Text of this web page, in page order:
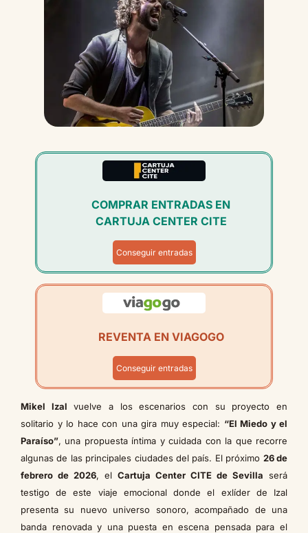
COMPRAR ENTRADAS EN
CARTUJA CENTER CITE
Conseguir entradas
REVENTA EN VIAGOGO
Conseguir entradas
Mikel Izal vuelve a los escenarios con su proyecto en
solitario y lo hace con una gira muy especial: “El Miedo y el
Paraíso”, una propuesta íntima y cuidada con la que recorre
algunas de las principales ciudades del país. El próximo 26 de
febrero de 2026, el Cartuja Center CITE de Sevilla será
testigo de este viaje emocional donde el exlíder de Izal
presenta su nuevo universo sonoro, acompañado de una
banda renovada y una puesta en escena pensada para el